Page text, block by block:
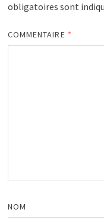
obligatoires sont
COMMENTAIRE *
NOM